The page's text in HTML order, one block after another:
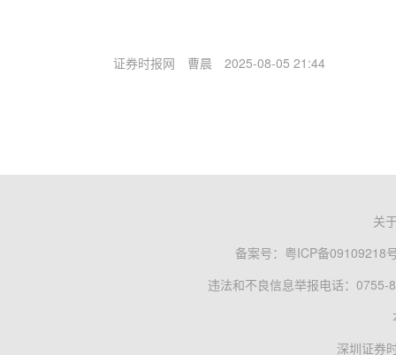
证券时报网 曹晨 2025-08-05 21:44
关
备案号： 粤ICP备09109218
违法和不良信息举报电话：0755-
深圳证券